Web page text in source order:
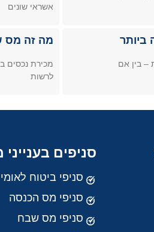
אשראי שונים
ביותר
– בין אם
מה זה מס
מכירת נכסים
לרשות
סניפים
סניפי ביטוח לאומי
סניפי מס הכנסה
סניפי מס שבח